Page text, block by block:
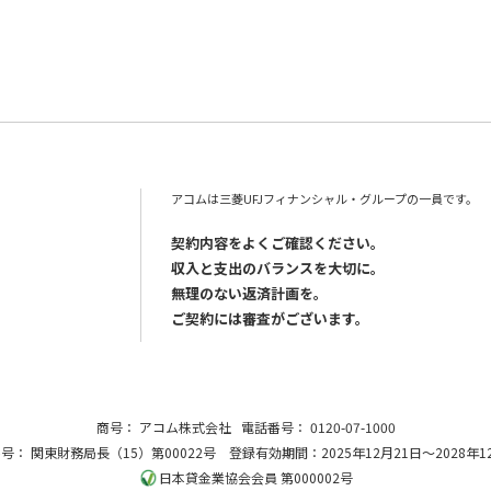
アコムは三菱UFJフィナンシャル・グループの一員です。
契約内容をよくご確認ください。
収入と支出のバランスを大切に。
無理のない返済計画を。
ご契約には審査がございます。
商号： アコム株式会社 電話番号： 0120-07-1000
： 関東財務局長（15）第00022号 登録有効期間：2025年12月21日～2028年
日本貸金業協会会員 第000002号